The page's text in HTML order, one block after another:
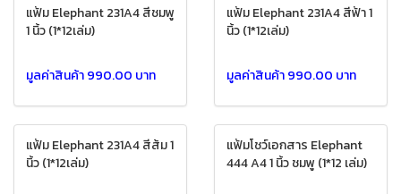
แฟ้ม Elephant 231A4 สีชมพู
1 นิ้ว (1*12เล่ม)
มูลค่าสินค้า 990.00 บาท
แฟ้ม Elephant 231A4 สีฟ้า 1
นิ้ว (1*12เล่ม)
มูลค่าสินค้า 990.00 บาท
แฟ้ม Elephant 231A4 สีส้ม 1
นิ้ว (1*12เล่ม)
แฟ้มโชว์เอกสาร Elephant
444 A4 1 นิ้ว ชมพู (1*12 เล่ม)